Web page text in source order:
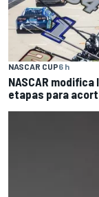
NASCAR CUP6 h
NASCAR
etapas para